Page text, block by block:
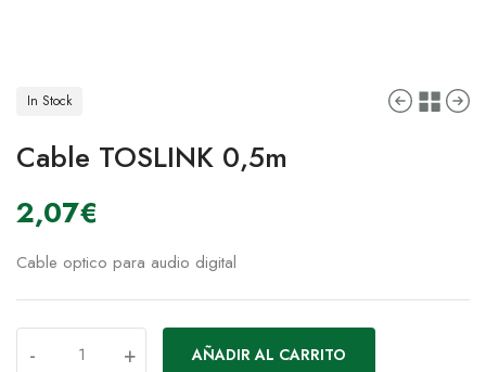
In Stock
Cable TOSLINK 0,5m
2,07€
Cable optico para audio digital
- + AÑADIR AL CARRITO